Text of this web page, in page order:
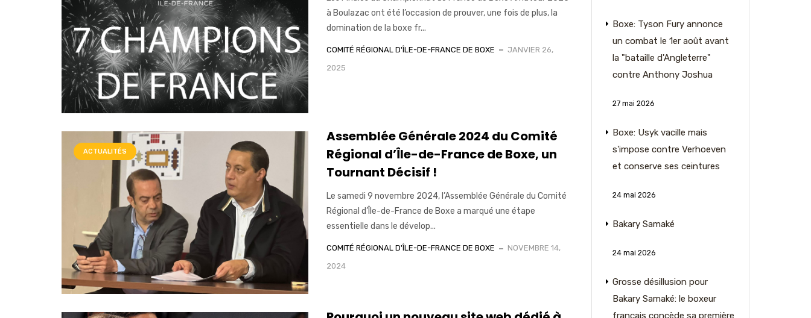
à Boulazac ont été l’occasion de prouver, une fois de plus, la
domination de la boxe fr...
COMITÉ RÉGIONAL D'ÎLE-DE-FRANCE DE BOXE
JANVIER 26,
2025
ACTUALITÉS
Assemblée Générale 2024 du Comité
Régional d’Île-de-France de Boxe, un
Tournant Décisif !
Le samedi 9 novembre 2024, l’Assemblée Générale du Comité
Régional d’Île-de-France de Boxe a marqué une étape
essentielle dans le dévelop...
COMITÉ RÉGIONAL D'ÎLE-DE-FRANCE DE BOXE
NOVEMBRE 14,
2024
Boxe: Tyson Fury annonce
un combat le 1er août avant
la "bataille d'Angleterre"
contre Anthony Joshua
27 mai 2026
Boxe: Usyk vacille mais
s'impose contre Verhoeven
et conserve ses ceintures
24 mai 2026
Bakary Samaké
24 mai 2026
Grosse désillusion pour
Bakary Samaké: le boxeur
français concède sa première